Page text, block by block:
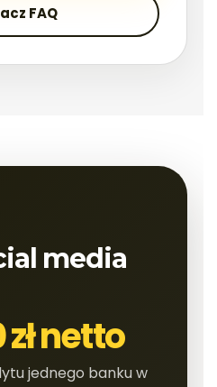
FAQ
media
netto
jednego banku w